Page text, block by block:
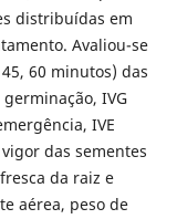
distribuídas em
Avaliou-se
60 minutos) das
IVG
IVE
das sementes
da raiz e
aérea, peso de